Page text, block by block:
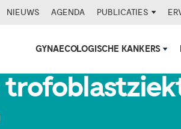
NIEUWS AGENDA PUBLICATIES
GYNAECOLOGISCHE KANKERS